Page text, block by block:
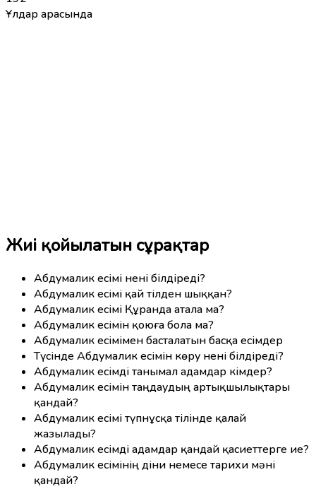
Ұлдар арасында
Жиі қойылатын сұрақтар
Абдумалик есімі нені білдіреді?
Абдумалик есімі қай тілден шыққан?
Абдумалик есімі Құранда атала ма?
Абдумалик есімін қоюға бола ма?
Абдумалик есімімен басталатын басқа есімдер
Түсінде Абдумалик есімін көру нені білдіреді?
Абдумалик есімді танымал адамдар кімдер?
Абдумалик есімін таңдаудың артықшылықтары
қандай?
Абдумалик есімі түпнұсқа тілінде қалай
жазылады?
Абдумалик есімді адамдар қандай қасиеттерге ие?
Абдумалик есімінің діни немесе тарихи мәні
қандай?